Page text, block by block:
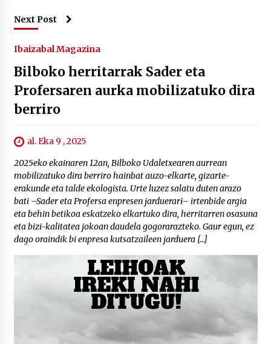
Next Post
Ibaizabal Magazina
Bilboko herritarrak Sader eta
Profersaren aurka mobilizatuko dira
berriro
al. Eka 9 , 2025
2025eko ekainaren 12an, Bilboko Udaletxearen aurrean
mobilizatuko dira berriro hainbat auzo-elkarte, gizarte-
erakunde eta talde ekologista. Urte luzez salatu duten arazo
bati –Sader eta Profersa enpresen jarduerari– irtenbide argia
eta behin betikoa eskatzeko elkartuko dira, herritarren osasuna
eta bizi-kalitatea jokoan daudela gogorarazteko. Gaur egun, ez
dago oraindik bi enpresa kutsatzaileen jarduera […]